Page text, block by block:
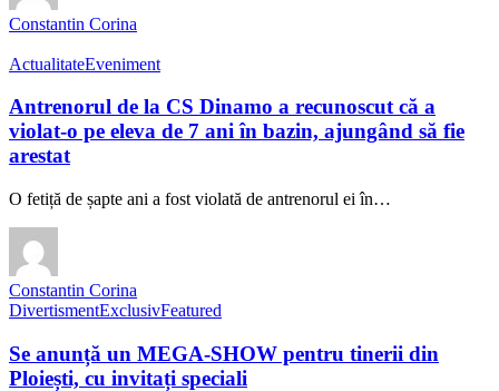
Constantin Corina
ActualitateEveniment
Antrenorul de la CS Dinamo a recunoscut că a
violat-o pe eleva de 7 ani în bazin, ajungând să fie
arestat
O fetiță de șapte ani a fost violată de antrenorul ei în…
Constantin Corina
DivertismentExclusivFeatured
Se anunță un MEGA-SHOW pentru tinerii din
Ploiești, cu invitați speciali